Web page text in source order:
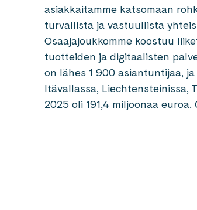
asiakkaitamme katsomaan
turvallista ja vastuullista
Osaajajoukkomme koostuu
tuotteiden ja digitaalisten
on lähes 1 900 asiantuntijaa,
Itävallassa, Liechtensteinissa,
2025 oli 191,4 miljoonaa